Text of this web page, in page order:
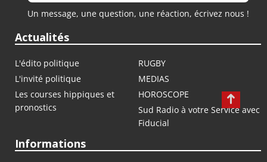
Un message, une question, une réaction, écrivez nous !
Actualités
L'édito politique
RUGBY
L'invité politique
MEDIAS
Les courses hippiques et
pronostics
HOROSCOPE
Sud Radio à votre Service avec
Fiducial
Informations